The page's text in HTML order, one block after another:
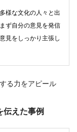
様な文化の人々と出
ず自分の意見を発信
見をしっかり主張し
る力をアピール
伝えた事例